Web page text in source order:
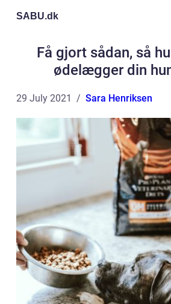
SABU.dk
Få gjort sådan, så
ødelægger din
29 July 2021 Sara Henriksen